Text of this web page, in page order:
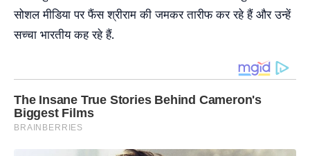
सोशल मीडिया पर फैंस श्रीराम की जमकर तारीफ कर रहे हैं और उन्हें
सच्चा भारतीय कह रहे हैं.